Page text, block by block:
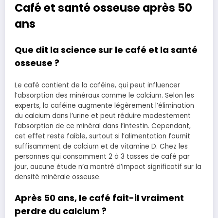
Café et santé osseuse après 50
ans
Que dit la science sur le café et la santé
osseuse ?
Le café contient de la caféine, qui peut influencer
l’absorption des minéraux comme le calcium. Selon les
experts, la caféine augmente légèrement l’élimination
du calcium dans l’urine et peut réduire modestement
l’absorption de ce minéral dans l’intestin. Cependant,
cet effet reste faible, surtout si l’alimentation fournit
suffisamment de calcium et de vitamine D. Chez les
personnes qui consomment 2 à 3 tasses de café par
jour, aucune étude n’a montré d’impact significatif sur la
densité minérale osseuse.
Après 50 ans, le café fait-il vraiment
perdre du calcium ?